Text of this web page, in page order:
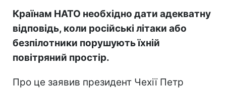
Країнам НАТО необхідно дати адекватну
відповідь, коли російські літаки або
безпілотники порушують їхній
повітряний простір.
Про це заявив президент Чехії Петр